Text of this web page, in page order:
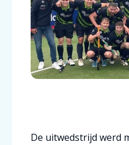
De uitwedstrijd werd